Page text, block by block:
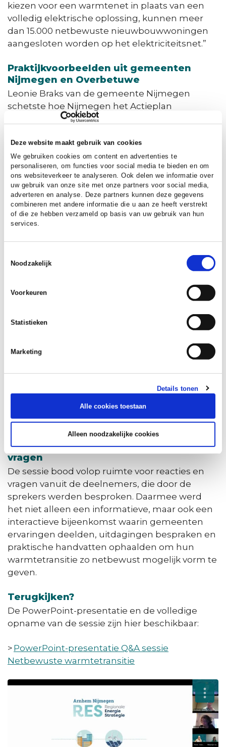
Deze website maakt gebruik van cookies
We gebruiken cookies om content en advertenties te
personaliseren, om functies voor social media te bieden en om
ons websiteverkeer te analyseren. Ook delen we informatie over
uw gebruik van onze site met onze partners voor social media,
adverteren en analyse. Deze partners kunnen deze gegevens
combineren met andere informatie die u aan ze heeft verstrekt
of die ze hebben verzameld op basis van uw gebruik van hun
services.
Noodzakelijk
Voorkeuren
Statistieken
Marketing
Details tonen
Alle cookies toestaan
Alleen noodzakelijke cookies
kiezen voor een warmtenet in plaats van een
volledig elektrische oplossing, kunnen meer
dan 15.000 netbewuste nieuwbouwwoningen
aangesloten worden op het elektriciteitsnet.”
Praktijkvoorbeelden uit gemeenten
Nijmegen en Overbetuwe
Leonie Braks van de gemeente Nijmegen
schetste hoe Nijmegen het Actieplan
Netcongestie Gelderland heeft vertaald naar
het Masterplan Netcongestie 1.0, de
warmtevisie ‘Oude stad, nieuwe warmte’ en de
Lokale Energie Strategie. Haar verhaal
onderstreepte dat gemeenten alleen samen
ruimte kunnen creëren op het elektriciteitsnet.
Een goede afstemming van warmte-
oplossingen is daarbij van cruciaal belang.
Tom Verhoef van de gemeente Overbetuwe
belichtte de warmtetransitie in een gemeente
met veel kleine kernen. Hij liet zien hoe de
warmtevraagdichtheid per kern verschilt en
ging in op de aanpak van het
Andelst-Zetten (HAZ). In dit gebied met een
Energiewerkgroep actief die samen met de
gemeente onderzoek doet en projecten
initieert op het gebied van het integrale
energiesysteem waarbij collectieve warmte,
energieopwekking, energieopslag en
woningverduurzaming lokaal aan elkaar wordt
verbonden.
Interactieve sessie met ruimte voor
vragen
De sessie bood volop ruimte voor reacties en
vragen vanuit de deelnemers, die door de
sprekers werden besproken. Daarmee werd
het niet alleen een informatieve, maar ook een
interactieve bijeenkomst waarin gemeenten
ervaringen deelden, uitdagingen bespraken en
praktische handvatten ophaalden om hun
warmtetransitie zo netbewust mogelijk vorm te
geven.
Terugkijken?
De PowerPoint-presentatie en de volledige
opname van de sessie zijn hier beschikbaar:
> PowerPoint-presentatie Q&A sessie
Netbewuste warmtetransitie
Hier staat een video die gebruik maakt